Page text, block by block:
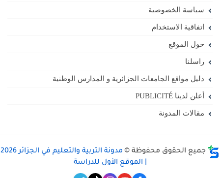
سياسة الخصوصية
اتفاقية الاستخدام
حول الموقع
راسلنا
دليل مواقع الجامعات الجزائرية و المدارس الوطنية
أعلن لدينا PUBLICITÉ
مقالات المدونة
جميع الحقوق محفوظة ©
مدونة التربية والتعليم في الجزائر 2026
| الموقع الأول للدراسة